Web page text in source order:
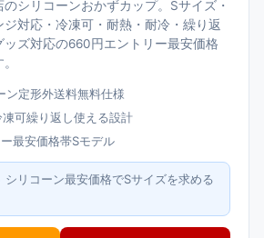
シリコーンおかずカップ。Sサイズ・
対応・冷凍可・耐熱・耐冷・繰り返
ッズ対応の660円エントリー最安価格
ン定形外送料無料仕様
可繰り返し使える設計
最安価格帯Sモデル
シリコーン最安価格でSサイズを求める